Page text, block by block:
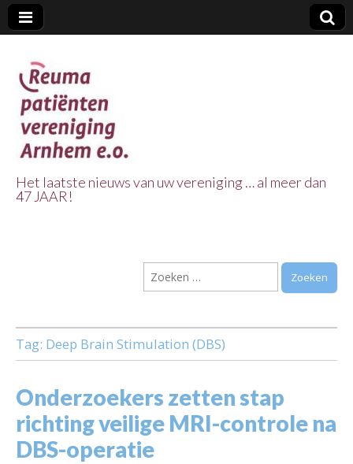
Vereniging
Arnhem e.o.
Het laatste nieuws van uw vereniging … al meer dan
47 JAAR!
Zoeken
naar:
Tag: Deep Brain Stimulation (DBS)
Onderzoekers zetten stap
richting veilige MRI-controle na
DBS-operatie